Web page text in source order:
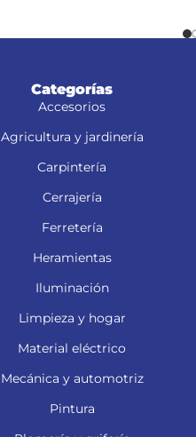
Categorías
Accesorios
Agricultura y jardinería
Carpintería
Cerrajería
Ferretería
Heramientas
Iluminación
Limpieza y hogar
Material eléctrico
Mecánica y automotriz
Pintura